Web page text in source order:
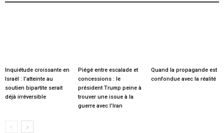
Inquiétude croissante en
Israël : l’atteinte au
soutien bipartite serait
déjà irréversible
Piégé entre escalade et
concessions : le
président Trump peine à
trouver une issue à la
guerre avec l’Iran
Quand la propagande est
confondue avec la réalité